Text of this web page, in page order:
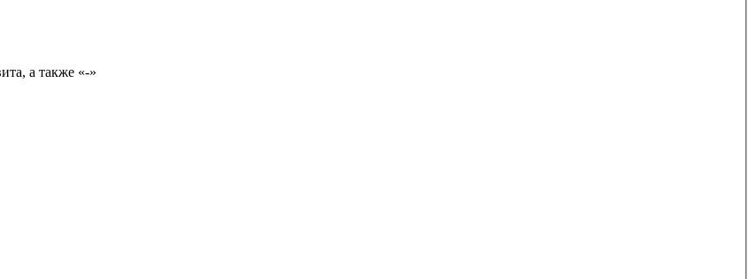
только русского или английского алфавита, а также «-»